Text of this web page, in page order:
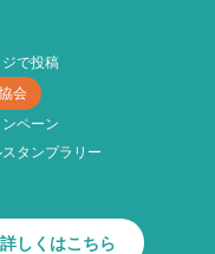
で投稿
会
ペーン
タンプラリー
しくはこちら